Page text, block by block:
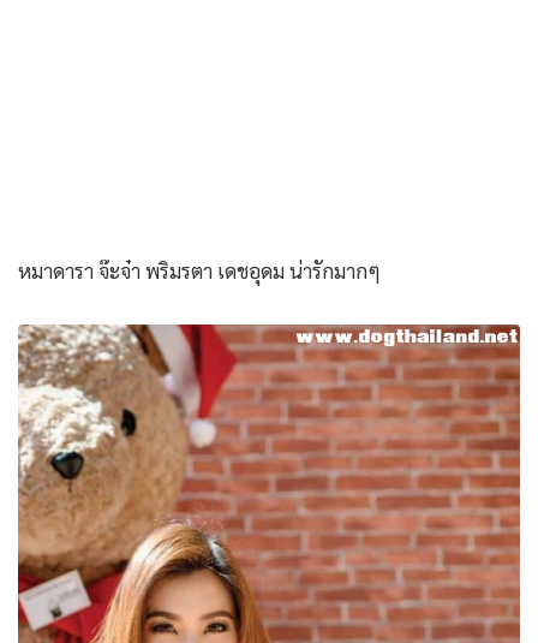
หมาดารา จ๊ะจ๋า พริมรตา เดชอุดม น่ารักมากๆ